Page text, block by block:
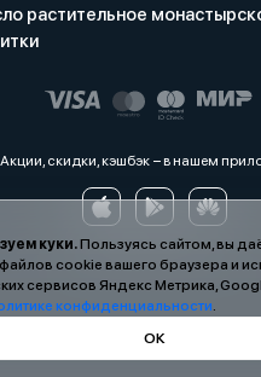
куки.Пользуясь сайтом, вы
cookie вашего браузера и
сервисов Яндекс Метрика,
конфиденциальности.
ОК
растительное
Акции, скидки, кэшбэк − в нашем